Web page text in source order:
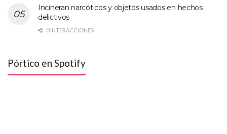
Incineran narcóticos y objetos usados en hechos
delictivos
0 INTERACCIONES
Pórtico en Spotify